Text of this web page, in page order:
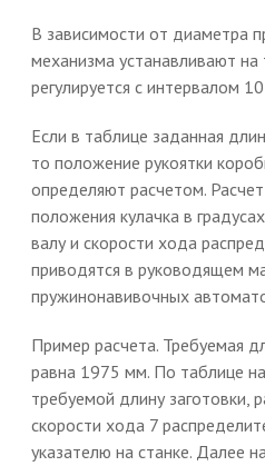
В зависимости от диаметра
механизма устанавливают
регулируется с интервалом
Если в таблице заданная
то положение рукоятки
определяют расчетом.
положения кулачка в
валу и скорости хода
приводятся в руководящем
пружинонавивочных
Пример расчета. Требуемая
равна 1975 мм. По таблице
требуемой длину заготовки,
скорости хода 7
указателю на станке. Далее